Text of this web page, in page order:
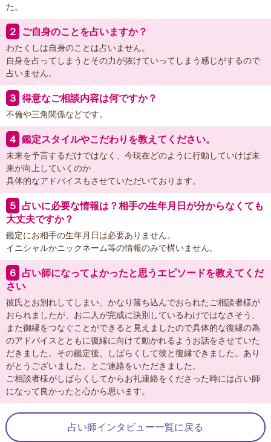
た。
２ ご自身のことを占いますか？
わたくしは自身のことは占いません。
自身を占ってしまうとその力が抜けていってしまう感じがするので
占いません。
３ 得意なご相談内容は何ですか？
不倫や三角関係などです。
４ 鑑定スタイルやこだわりを教えてください。
未来を予言するだけではなく、今現在どのように行動していけば未
来が向上していくのか
具体的なアドバイスもさせていただいております。
５ 占いに必要な情報は？相手の生年月日が分からなくても
大丈夫ですか？
鑑定にお相手の生年月日は必要ありません。
イニシャルかニックネーム等の情報のみで構いません。
６ 占い師になってよかったと思うエピソードを教えてくだ
さい
彼氏とお別れしてしまい、かなり落ち込んでおられたご相談者様が
おられましたが、お二人が完成に決別しているわけではなさそう、
また御縁をつなぐことができると見えましたので具体的な復縁の為
のアドバイスとともに復縁に向けて動かれるようお話をさせていた
だきました。その鑑定後、しばらくして彼と復縁できました。あり
がとうございました。とご連絡をいただきました。
ご相談者様がしばらくしてからお礼連絡をくださった時には占い師
になって良かったと心から思います。
占い師インタビュー一覧に戻る